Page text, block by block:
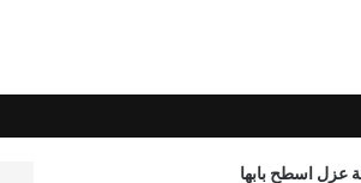
عزل اسطح بابها